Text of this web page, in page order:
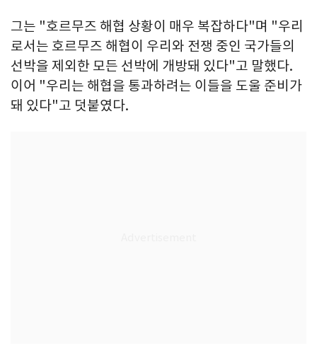
그는 "호르무즈 해협 상황이 매우 복잡하다"며 "우리
로서는 호르무즈 해협이 우리와 전쟁 중인 국가들의
선박을 제외한 모든 선박에 개방돼 있다"고 말했다.
이어 "우리는 해협을 통과하려는 이들을 도울 준비가
돼 있다"고 덧붙였다.